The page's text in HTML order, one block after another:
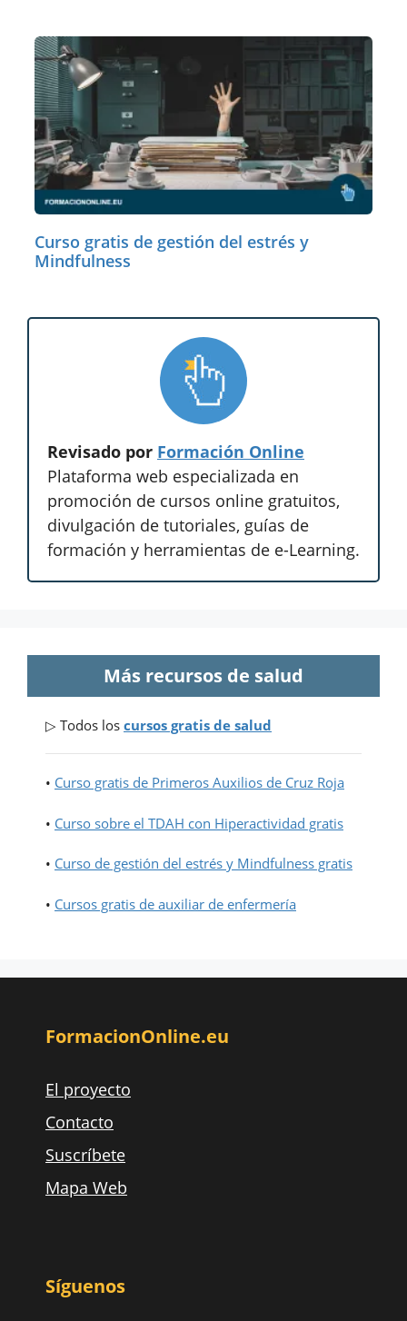
Curso gratis de gestión del estrés y
Mindfulness
Revisado por Formación Online
Plataforma web especializada en
promoción de cursos online gratuitos,
divulgación de tutoriales, guías de
formación y herramientas de e-Learning.
Más recursos de salud
▷ Todos los cursos gratis de salud
• Curso gratis de Primeros Auxilios de Cruz Roja
• Curso sobre el TDAH con Hiperactividad gratis
• Curso de gestión del estrés y Mindfulness gratis
• Cursos gratis de auxiliar de enfermería
FormacionOnline.eu
El proyecto
Contacto
Suscríbete
Mapa Web
Síguenos